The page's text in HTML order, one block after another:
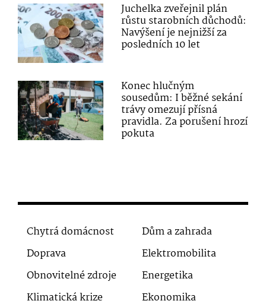
Juchelka zveřejnil plán
růstu starobních důchodů:
Navýšení je nejnižší za
posledních 10 let
Konec hlučným
sousedům: I běžné sekání
trávy omezují přísná
pravidla. Za porušení hrozí
pokuta
Chytrá domácnost
Dům a zahrada
Doprava
Elektromobilita
Obnovitelné zdroje
Energetika
Klimatická krize
Ekonomika